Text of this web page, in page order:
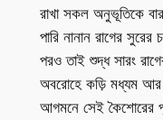
রাখা সকল অনুভূতিকে
পারি নানান রাগের
পরও তাই শুদ্ধ সারং
অবরোহে কড়ি মধ্যম আর
আগমনে সেই কৈশোরের